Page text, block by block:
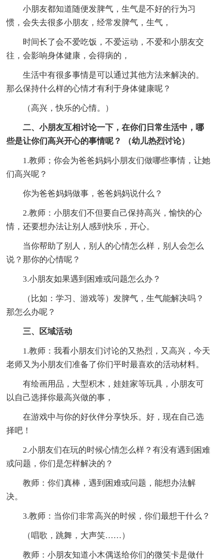
小朋友都知道随便发脾气，生气是不好的行为习
惯，会失去很多小朋友，经常发脾气，生气，
时间长了会不爱吃饭，不爱运动，不爱和小朋友交
往，会影响身体健康，会得病的，
生活中有很多事情是可以通过其他方法来解决的。
那么保持什么样的心情才有利于身体健康呢？
（高兴，快乐的心情。）
二、小朋友互相讨论一下，在你们日常生活中，哪
些是让你们高兴开心的事情呢？ （幼儿热烈讨论）
1.教师；你会为爸爸妈妈小朋友们做哪些事情，让她
们高兴呢？
你为爸爸妈妈做事，爸爸妈妈说什么？
2.教师：小朋友们不但要自己保持高兴，愉快的心
情，还要想办法让别人感到快乐，开心。
当你帮助了别人，别人的心情怎么样，别人会怎么
说？那你的心情呢？
3.小朋友如果遇到困难或问题怎么办？
（比如：学习、游戏等）发脾气，生气能解决吗？
那怎么办呢？
三、区域活动
1.教师：我看小朋友们讨论的又热烈，又高兴，今天
老师又为小朋友们准备了你们平时最喜欢的活动材料。
有绘画用品，大型积木，娃娃家等玩具，小朋友可
以自己选择你最高兴做的事，
在游戏中与你的好伙伴分享快乐。好，现在自己选
择吧！
2.小朋友们在玩的时候心情怎么样？有没有遇到困难
或问题，你们是怎样解决的？
教师：你们真棒，遇到困难或问题，能想办法解
决。
3.教师：当你们非常高兴的时候，你们最想干什么？
（唱歌，跳舞，大声笑……）
教师：小朋友知道小木偶送给你们的微笑卡是做什